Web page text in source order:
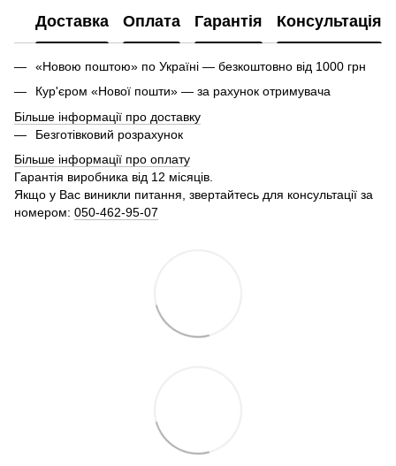
Доставка Оплата Гарантія Консультація
«Новою поштою» по Україні — безкоштовно від 1000 грн
Кур'єром «Нової пошти» — за рахунок отримувача
Більше інформації про доставку
Безготівковий розрахунок
Більше інформації про оплату
Гарантія виробника від 12 місяців.
Якщо у Вас виникли питання, звертайтесь для консультації за
номером: 050-462-95-07